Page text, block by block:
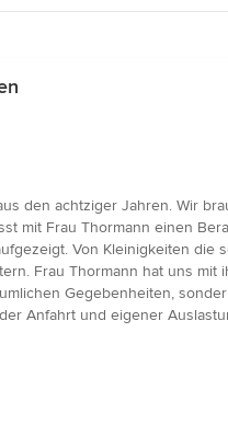
den achtziger Jahren. Wir
mit Frau Thormann einen
Von Kleinigkeiten die
Frau Thormann hat uns
Gegebenheiten,
Anfahrt und eigener